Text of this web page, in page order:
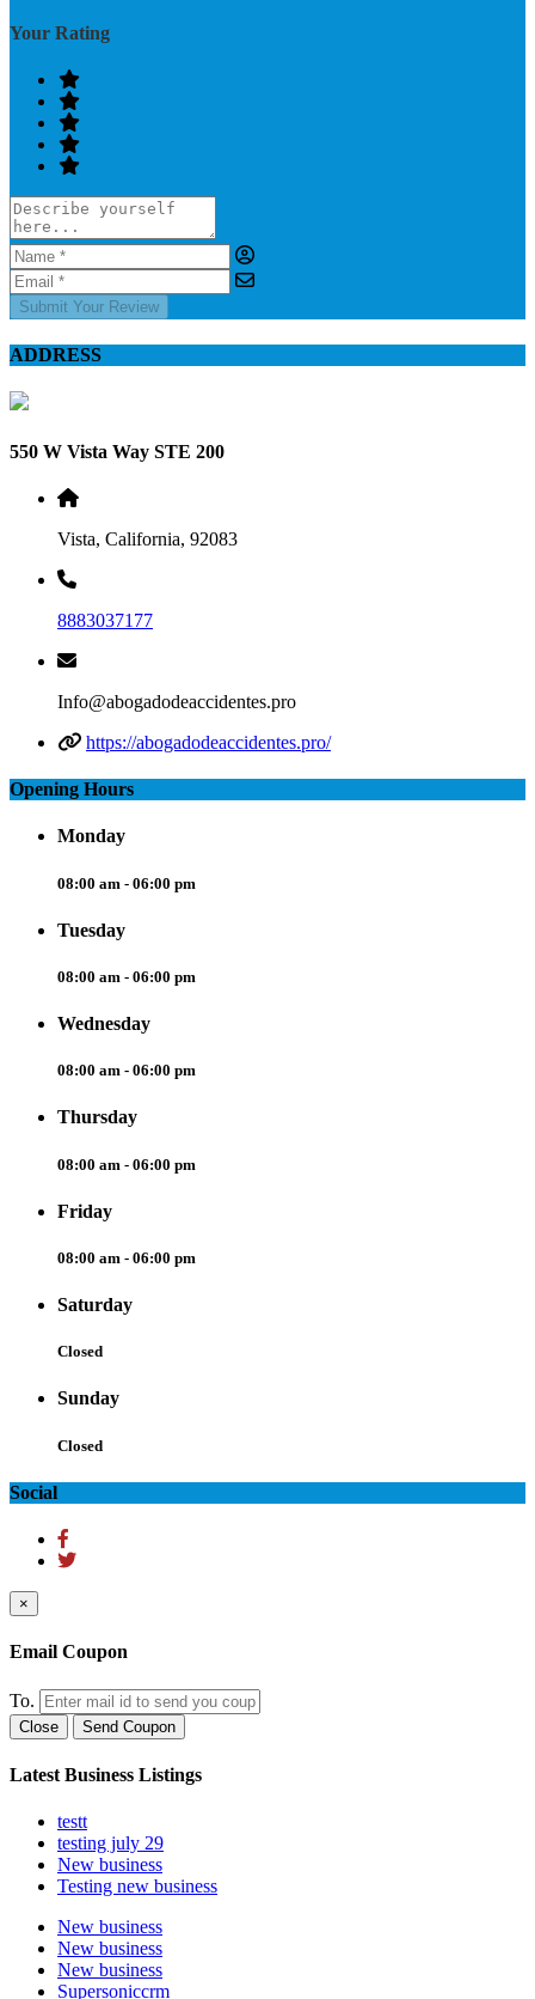
Your Rating
Submit Your Review
ADDRESS
550 W Vista Way STE 200
Vista, California, 92083
8883037177
Info@abogadodeaccidentes.pro
https://abogadodeaccidentes.pro/
Opening Hours
Monday
08:00 am - 06:00 pm
Tuesday
08:00 am - 06:00 pm
Wednesday
08:00 am - 06:00 pm
Thursday
08:00 am - 06:00 pm
Friday
08:00 am - 06:00 pm
Saturday
Closed
Sunday
Closed
Social
×
Email Coupon
To.
Close Send Coupon
Latest Business Listings
testt
testing july 29
New business
Testing new business
New business
New business
New business
Supersoniccrm